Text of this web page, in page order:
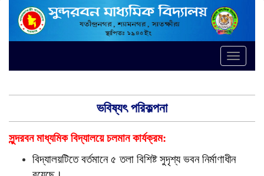
Toggle
ভবিষ্যৎ পরিকল্পনা
সুন্দরবন মাধ্যমিক বিদ্যালয়ে চলমান কার্যক্রম:
বিদ্যালয়টিতে বর্তমানে ৫ তলা বিশিষ্ট সুদৃশ্য ভবন নির্মাণাধীন